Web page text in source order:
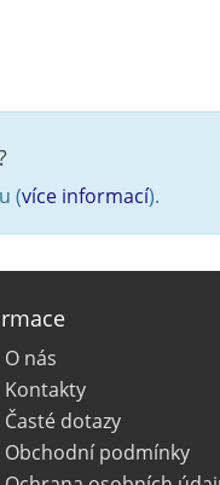
(více informací).
O nás
Kontakty
Časté dotazy
Obchodní podmínky